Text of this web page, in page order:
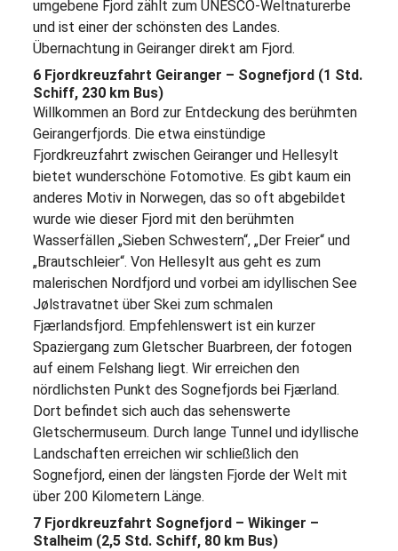
umgebene Fjord zählt zum UNESCO-Weltnaturerbe
und ist einer der schönsten des Landes.
Übernachtung in Geiranger direkt am Fjord.
6 Fjordkreuzfahrt Geiranger – Sognefjord (1 Std.
Schiff, 230 km Bus)
Willkommen an Bord zur Entdeckung des berühmten
Geirangerfjords. Die etwa einstündige
Fjordkreuzfahrt zwischen Geiranger und Hellesylt
bietet wunderschöne Fotomotive. Es gibt kaum ein
anderes Motiv in Norwegen, das so oft abgebildet
wurde wie dieser Fjord mit den berühmten
Wasserfällen „Sieben Schwestern“, „Der Freier“ und
„Brautschleier“. Von Hellesylt aus geht es zum
malerischen Nordfjord und vorbei am idyllischen See
Jølstravatnet über Skei zum schmalen
Fjærlandsfjord. Empfehlenswert ist ein kurzer
Spaziergang zum Gletscher Buarbreen, der fotogen
auf einem Felshang liegt. Wir erreichen den
nördlichsten Punkt des Sognefjords bei Fjærland.
Dort befindet sich auch das sehenswerte
Gletschermuseum. Durch lange Tunnel und idyllische
Landschaften erreichen wir schließlich den
Sognefjord, einen der längsten Fjorde der Welt mit
über 200 Kilometern Länge.
7 Fjordkreuzfahrt Sognefjord – Wikinger –
Stalheim (2,5 Std. Schiff, 80 km Bus)